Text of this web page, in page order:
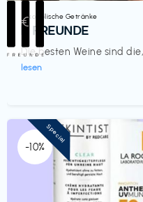
Alkoholische Getränke
III FREUNDE
Die besten Weine sind
lesen
€‎
-10%
Special